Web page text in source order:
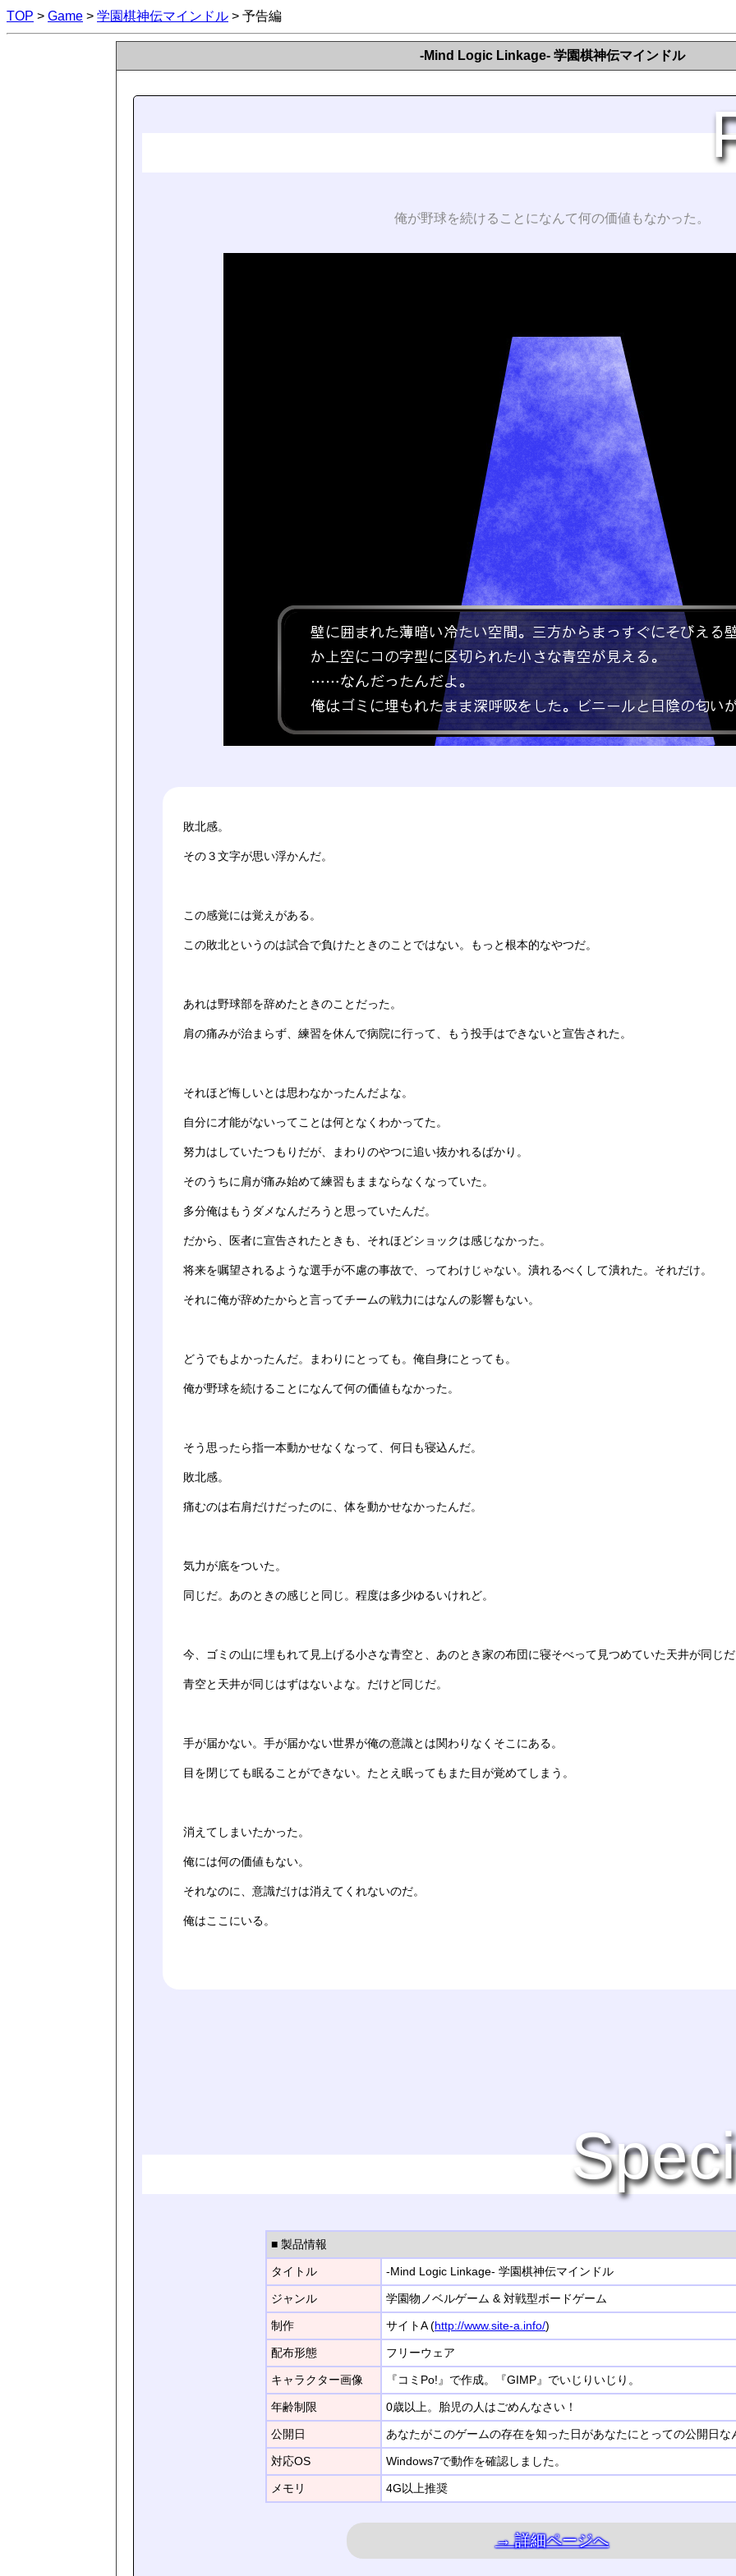
TOP > Game > 学園棋神伝マインドル > 予告編
-Mind Logic Linkage- 学園棋神伝マインドル
俺が野球を続けることになんて何の価値もなかった。
敗北感。
その３文字が思い浮かんだ。
この感覚には覚えがある。
この敗北というのは試合で負けたときのことではない。もっと根本的なやつだ。
あれは野球部を辞めたときのことだった。
肩の痛みが治まらず、練習を休んで病院に行って、もう投手はできないと宣告された。
それほど悔しいとは思わなかったんだよな。
自分に才能がないってことは何となくわかってた。
努力はしていたつもりだが、まわりのやつに追い抜かれるばかり。
そのうちに肩が痛み始めて練習もままならなくなっていた。
多分俺はもうダメなんだろうと思っていたんだ。
だから、医者に宣告されたときも、それほどショックは感じなかった。
将来を嘱望されるような選手が不慮の事故で、ってわけじゃない。潰れるべくして潰れた。それだけ。
それに俺が辞めたからと言ってチームの戦力にはなんの影響もない。
どうでもよかったんだ。まわりにとっても。俺自身にとっても。
俺が野球を続けることになんて何の価値もなかった。
そう思ったら指一本動かせなくなって、何日も寝込んだ。
敗北感。
痛むのは右肩だけだったのに、体を動かせなかったんだ。
気力が底をついた。
同じだ。あのときの感じと同じ。程度は多少ゆるいけれど。
今、ゴミの山に埋もれて見上げる小さな青空と、あのとき家の布団に寝そべって見つめていた天井が同じ
青空と天井が同じはずはないよな。だけど同じだ。
手が届かない。手が届かない世界が俺の意識とは関わりなくそこにある。
目を閉じても眠ることができない。たとえ眠ってもまた目が覚めてしまう。
消えてしまいたかった。
俺には何の価値もない。
それなのに、意識だけは消えてくれないのだ。
俺はここにいる。
■ 製品情報
タイトル -Mind Logic Linkage- 学園棋神伝マインドル
ジャンル 学園物ノベルゲーム & 対戦型ボードゲーム
制作 サイトA (http://www.site-a.info/)
配布形態 フリーウェア
キャラクター画像 『コミPo!』で作成。『GIMP』でいじりいじり。
年齢制限 0歳以上。胎児の人はごめんなさい！
公開日 あなたがこのゲームの存在を知った日があなたにとっての公開日な
対応OS Windows7で動作を確認しました。
メモリ 4G以上推奨
→ 詳細ページへ